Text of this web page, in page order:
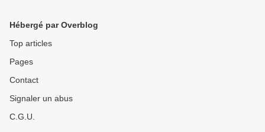
Hébergé par Overblog
Top articles
Pages
Contact
Signaler un abus
C.G.U.